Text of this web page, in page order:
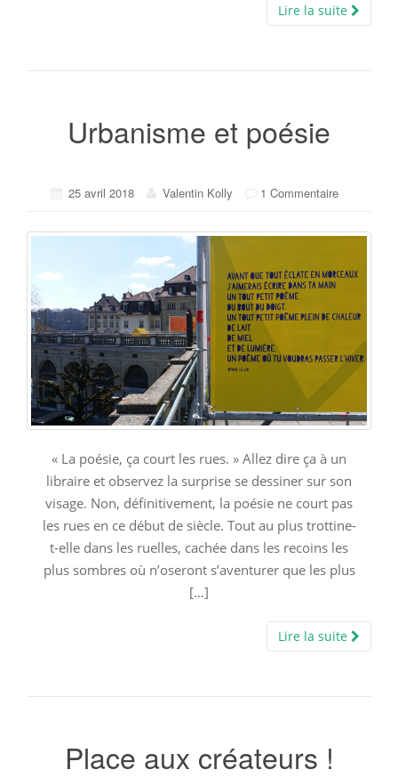
Lire la suite
Urbanisme et poésie
25 avril 2018 Valentin Kolly 1 Commentaire
« La poésie, ça court les rues. » Allez dire ça à un
libraire et observez la surprise se dessiner sur son
visage. Non, définitivement, la poésie ne court pas
les rues en ce début de siècle. Tout au plus trottine-
t-elle dans les ruelles, cachée dans les recoins les
plus sombres où n’oseront s’aventurer que les plus
[…]
Lire la suite
Place aux créateurs !